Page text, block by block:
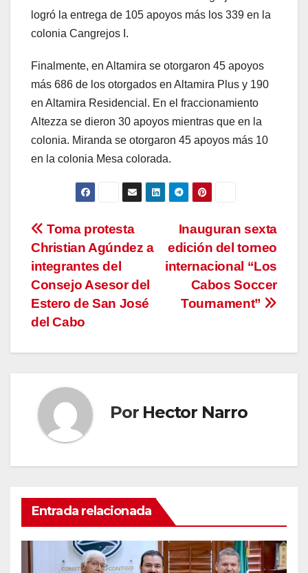
logró la entrega de 105 apoyos más los 339 en la
colonia Cangrejos I.
Finalmente, en Altamira se otorgaron 45 apoyos
más 686 de los otorgados en Altamira Plus y 190
en Altamira Residencial. En el fraccionamiento
Altezza se dieron 30 apoyos mientras que en la
colonia. Miranda se otorgaron 45 apoyos más 10
en la colonia Mesa colorada.
Navegación
de
entradas
Inauguran sexta
edición del torneo
internacional “Los
Cabos Soccer
Tournament”
Toma protesta
Christian Agúndez a
integrantes del
Consejo Asesor del
Estero de San José
del Cabo
Por Hector Narro
Entrada relacionada